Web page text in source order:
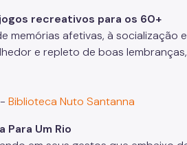
recreativos para os 60+
memórias afetivas, à
e repleto de boas
- Biblioteca Nuto Santanna
Um Rio